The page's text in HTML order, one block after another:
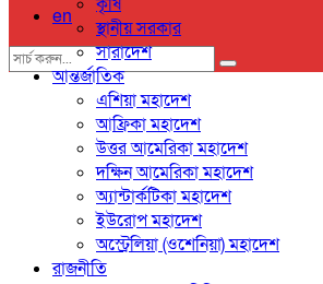
en
স্থানীয় সরকার
সারাদেশ
আন্তর্জাতিক
এশিয়া মহাদেশ
আফ্রিকা মহাদেশ
উত্তর আমেরিকা মহাদেশ
দক্ষিন আমেরিকা মহাদেশ
অ্যান্টার্কটিকা মহাদেশ
ইউরোপ মহাদেশ
অস্ট্রেলিয়া (ওশেনিয়া) মহাদেশ
রাজনীতি